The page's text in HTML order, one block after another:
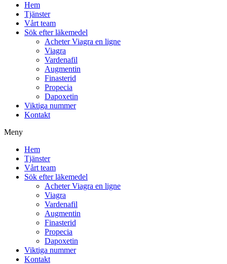
Hem
Tjänster
Vårt team
Sök efter läkemedel
Acheter Viagra en ligne
Viagra
Vardenafil
Augmentin
Finasterid
Propecia
Dapoxetin
Viktiga nummer
Kontakt
Meny
Hem
Tjänster
Vårt team
Sök efter läkemedel
Acheter Viagra en ligne
Viagra
Vardenafil
Augmentin
Finasterid
Propecia
Dapoxetin
Viktiga nummer
Kontakt